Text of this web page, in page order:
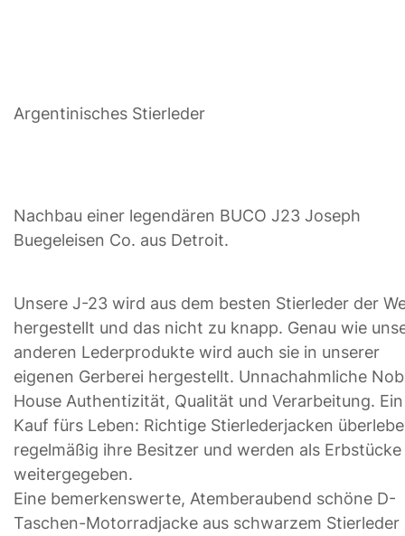
Argentinisches Stierleder
Nachbau einer legendären BUCO J23 Joseph
Buegeleisen Co. aus Detroit.
Unsere J-23 wird aus dem besten Stierleder der
hergestellt und das nicht zu knapp. Genau wie
anderen Lederprodukte wird auch sie in unserer
eigenen Gerberei hergestellt. Unnachahmliche
House Authentizität, Qualität und Verarbeitung. Ein
Kauf fürs Leben: Richtige Stierlederjacken
regelmäßig ihre Besitzer und werden als Erbstücke
weitergegeben.
Eine bemerkenswerte, Atemberaubend schöne D-
Taschen-Motorradjacke aus schwarzem Stierleder